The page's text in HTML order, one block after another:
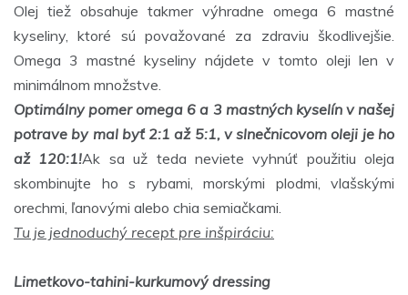
Olej tiež obsahuje takmer výhradne omega 6 mastné
kyseliny, ktoré sú považované za zdraviu škodlivejšie.
Omega 3 mastné kyseliny nájdete v tomto oleji len v
minimálnom množstve.
Optimálny pomer omega 6 a 3 mastných kyselín v našej
potrave by mal byť 2:1 až 5:1, v slnečnicovom oleji je ho
až 120:1!Ak sa už teda neviete vyhnúť použitiu oleja
skombinujte ho s rybami, morskými plodmi, vlašskými
orechmi, ľanovými alebo chia semiačkami.
Tu je jednoduchý recept pre inšpiráciu:
Limetkovo-tahini-kurkumový dressing